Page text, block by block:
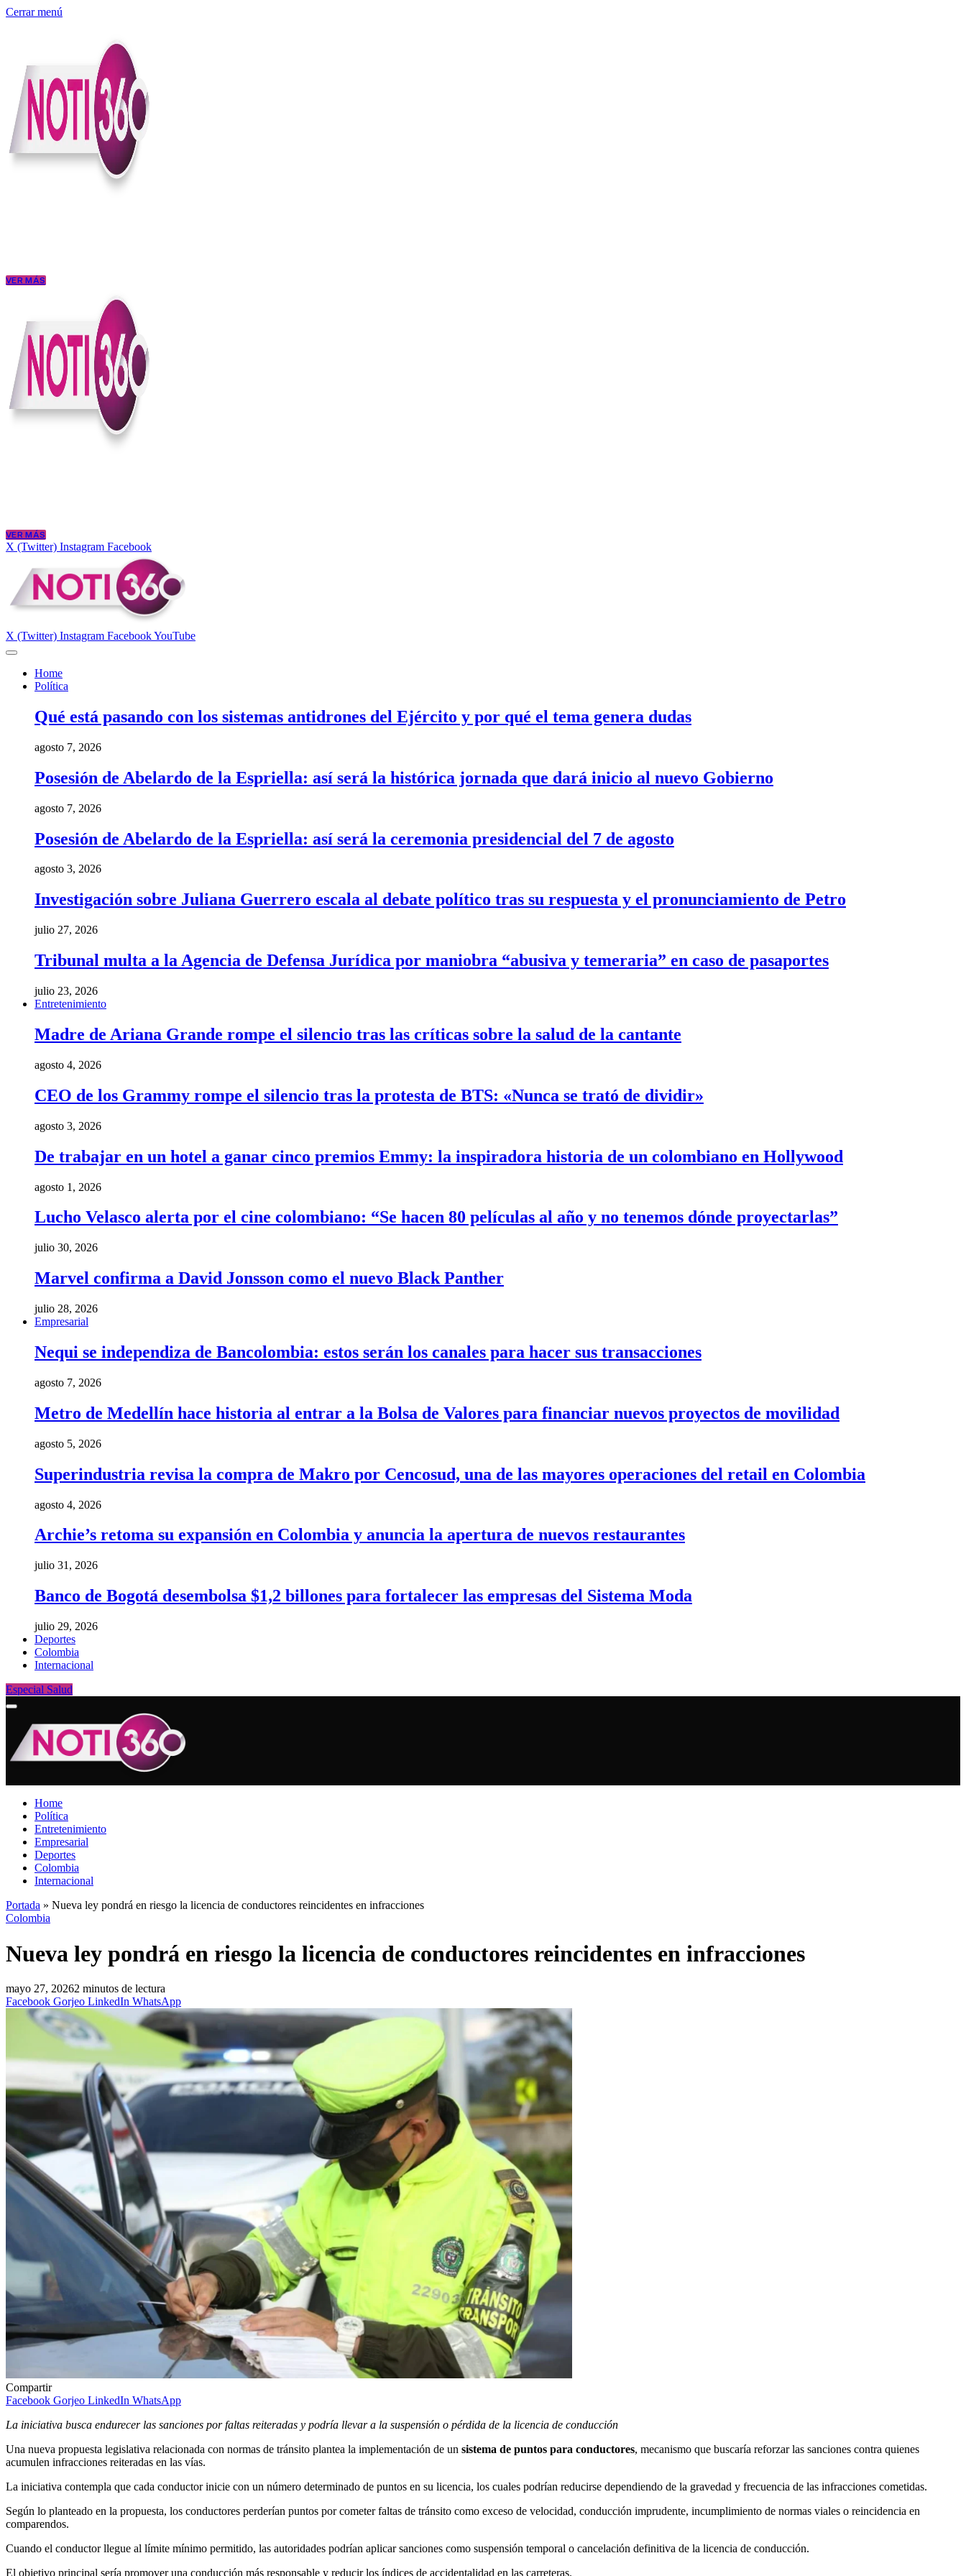
Cerrar menú
VER MÁS
VER MÁS
X (Twitter) Instagram Facebook
X (Twitter) Instagram FacebookYouTube
Home
Política
Qué está pasando con los sistemas antidrones del Ejército y por qué el tema genera dudas
agosto 7, 2026
Posesión de Abelardo de la Espriella: así será la histórica jornada que dará inicio al nuevo Gobierno
agosto 7, 2026
Posesión de Abelardo de la Espriella: así será la ceremonia presidencial del 7 de agosto
agosto 3, 2026
Investigación sobre Juliana Guerrero escala al debate político tras su respuesta y el pronunciamiento de Petro
julio 27, 2026
Tribunal multa a la Agencia de Defensa Jurídica por maniobra “abusiva y temeraria” en caso de pasaportes
julio 23, 2026
Entretenimiento
Madre de Ariana Grande rompe el silencio tras las críticas sobre la salud de la cantante
agosto 4, 2026
CEO de los Grammy rompe el silencio tras la protesta de BTS: «Nunca se trató de dividir»
agosto 3, 2026
De trabajar en un hotel a ganar cinco premios Emmy: la inspiradora historia de un colombiano en Hollywood
agosto 1, 2026
Lucho Velasco alerta por el cine colombiano: “Se hacen 80 películas al año y no tenemos dónde proyectarlas”
julio 30, 2026
Marvel confirma a David Jonsson como el nuevo Black Panther
julio 28, 2026
Empresarial
Nequi se independiza de Bancolombia: estos serán los canales para hacer sus transacciones
agosto 7, 2026
Metro de Medellín hace historia al entrar a la Bolsa de Valores para financiar nuevos proyectos de movilidad
agosto 5, 2026
Superindustria revisa la compra de Makro por Cencosud, una de las mayores operaciones del retail en Colombia
agosto 4, 2026
Archie’s retoma su expansión en Colombia y anuncia la apertura de nuevos restaurantes
julio 31, 2026
Banco de Bogotá desembolsa $1,2 billones para fortalecer las empresas del Sistema Moda
julio 29, 2026
Deportes
Colombia
Internacional
Especial Salud
Home
Política
Entretenimiento
Empresarial
Deportes
Colombia
Internacional
Portada » Nueva ley pondrá en riesgo la licencia de conductores reincidentes en infracciones
Colombia
Nueva ley pondrá en riesgo la licencia de conductores reincidentes en infracciones
mayo 27, 20262 minutos de lectura
Facebook Gorjeo LinkedIn WhatsApp
Compartir
Facebook Gorjeo LinkedIn WhatsApp
La iniciativa busca endurecer las sanciones por faltas reiteradas y podría llevar a la suspensión o pérdida de la licencia de conducción
Una nueva propuesta legislativa relacionada con normas de tránsito plantea la implementación de un sistema de puntos para conductores, mecanismo que buscaría reforzar las sanciones contra quienes
acumulen infracciones reiteradas en las vías.
La iniciativa contempla que cada conductor inicie con un número determinado de puntos en su licencia, los cuales podrían reducirse dependiendo de la gravedad y frecuencia de las infracciones cometidas.
Según lo planteado en la propuesta, los conductores perderían puntos por cometer faltas de tránsito como exceso de velocidad, conducción imprudente, incumplimiento de normas viales o reincidencia en
comparendos.
Cuando el conductor llegue al límite mínimo permitido, las autoridades podrían aplicar sanciones como suspensión temporal o cancelación definitiva de la licencia de conducción.
El objetivo principal sería promover una conducción más responsable y reducir los índices de accidentalidad en las carreteras.